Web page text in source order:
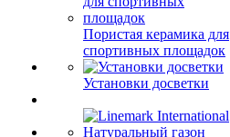
Пористая керамика для
спортивных площадок
Установки досветки